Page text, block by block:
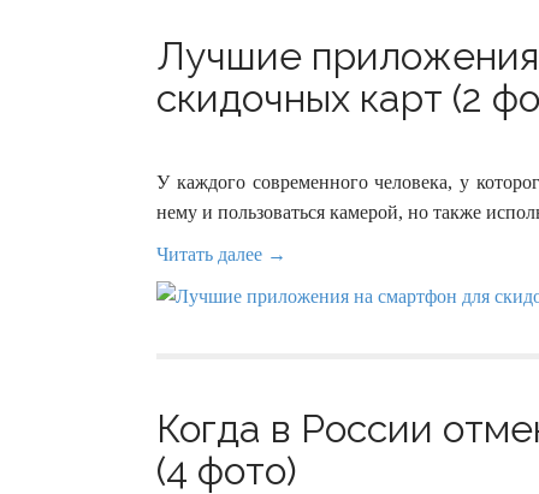
Лучшие
скидочных карт (2
У каждого современного человека, у
нему и пользоваться камерой, но также
Читать далее →
Когда в России
(4 фото)